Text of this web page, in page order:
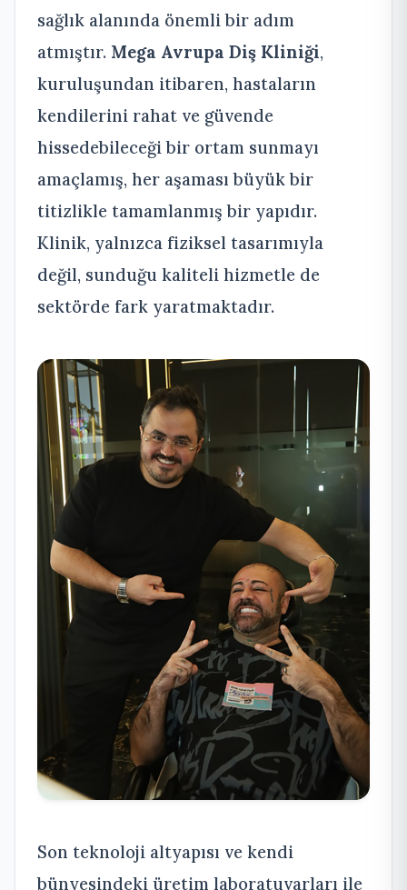
sağlık alanında önemli bir adım
atmıştır. Mega Avrupa Diş Kliniği,
kuruluşundan itibaren, hastaların
kendilerini rahat ve güvende
hissedebileceği bir ortam sunmayı
amaçlamış, her aşaması büyük bir
titizlikle tamamlanmış bir yapıdır.
Klinik, yalnızca fiziksel tasarımıyla
değil, sunduğu kaliteli hizmetle de
sektörde fark yaratmaktadır.
Son teknoloji altyapısı ve kendi
bünyesindeki üretim laboratuvarları ile